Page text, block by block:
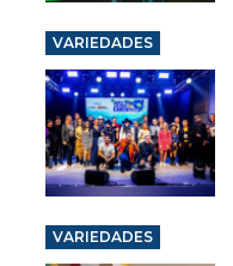
VARIEDADES
VARIEDADES